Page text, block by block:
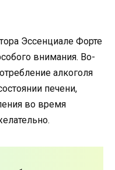
Эссенциале Форте
внимания. Во-
алкоголя
печени,
во время